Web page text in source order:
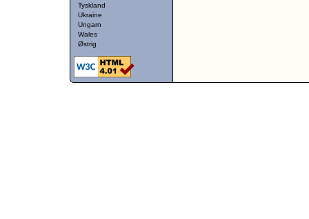
Tyskland
Ukraine
Ungarn
Wales
Østrig